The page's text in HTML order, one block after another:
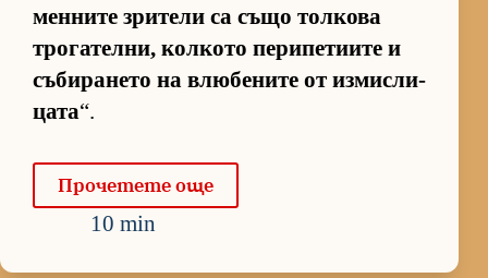
мен­ните зри­тели са също тол­кова
тро­га­тел­ни, кол­кото пе­ри­пе­ти­ите и
съ­би­ра­нето на влю­бе­ните от из­мис­ли­
цата“.
Про­че­тете още
10 min